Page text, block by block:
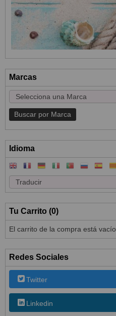
Marcas
Idioma
Tu Carrito (0)
El carrito de la compra está vacío
Redes Sociales
Twitter
Linkedin